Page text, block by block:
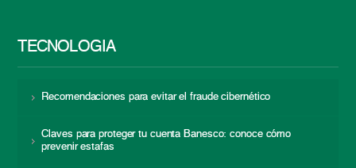
TECNOLOGÍA
Recomendaciones para evitar el fraude cibernético
Claves para proteger tu cuenta Banesco: conoce cómo
prevenir estafas